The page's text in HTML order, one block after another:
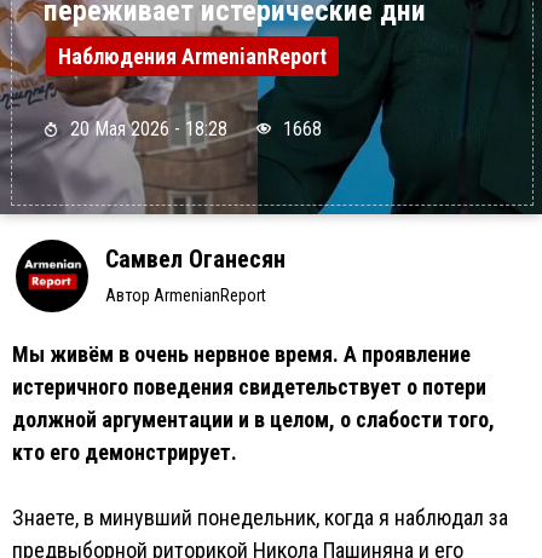
переживает истерические дни
Наблюдения ArmenianReport
20 Мая 2026 - 18:28 1668
Самвел Оганесян
Автор ArmenianReport
Мы живём в очень нервное время. А проявление
истеричного поведения свидетельствует о потери
должной аргументации и в целом, о слабости того,
кто его демонстрирует.
Знаете, в минувший понедельник, когда я наблюдал за
предвыборной риторикой Никола Пашиняна и его